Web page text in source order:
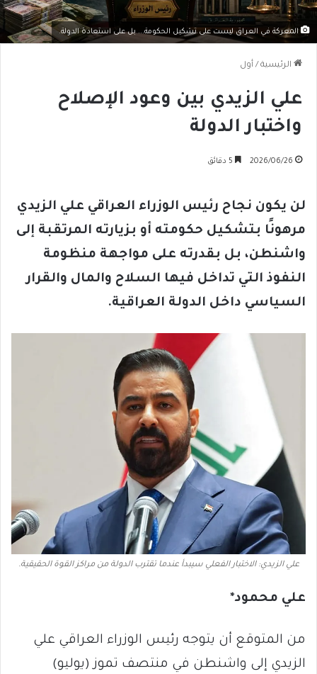
المعركة في العراق ليست على تشكيل الحكومة... بل على استعادة الدولة.
الرئيسية / أول
علي الزيدي بين وعود الإصلاح
واختبار الدولة
2026/06/26
لن يكون نجاح رئيس الوزراء العراقي علي الزيدي
مرهونًا بتشكيل حكومته أو بزيارته المرتقبة إلى
واشنطن، بل بقدرته على مواجهة منظومة
النفوذ التي تداخل فيها السلاح والمال والقرار
السياسي داخل الدولة العراقية.
علي الزيدي: الاختبار الفعلي سيبدأ عندما تقترب الدولة من مراكز القوة الحقيقية.
علي محمود*
من المتوقع أن يتوجه رئيس الوزراء العراقي علي
الزيدي إلى واشنطن في منتصف تموز (يوليو)